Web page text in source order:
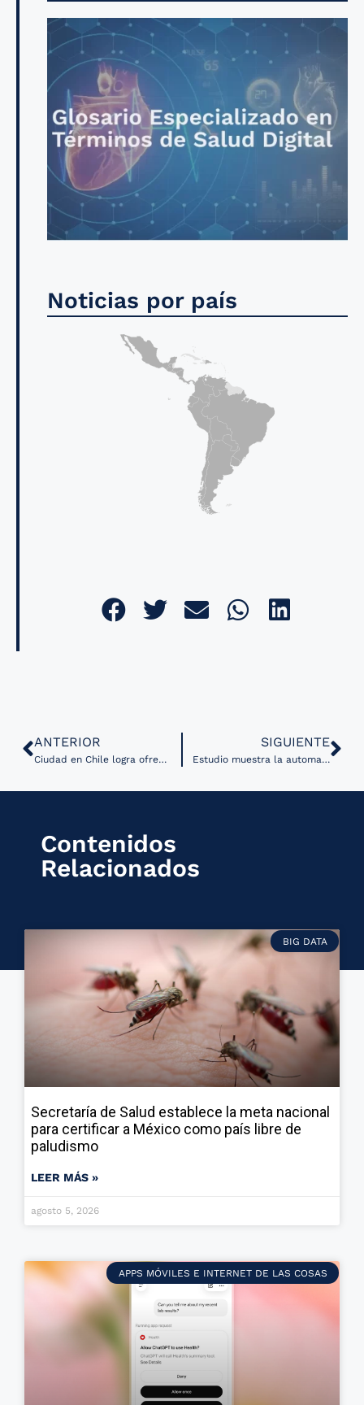
Noticias por país
ANTERIOR
Ciudad en Chile logra ofrecer telesalud en sus centros de salud familiar
SIGUIENTE
Estudio muestra la automatización de la administración de insulina a través de la detección de comidas utilizando IA
Contenidos
Relacionados
BIG DATA
Secretaría de Salud establece la meta nacional
para certificar a México como país libre de
paludismo
LEER MÁS »
agosto 5, 2026
APPS MÓVILES E INTERNET DE LAS COSAS